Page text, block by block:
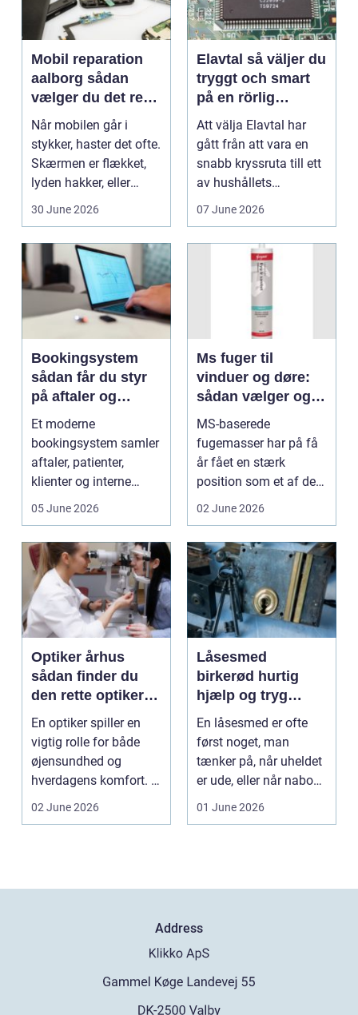
Mobil reparation
aalborg sådan
vælger du det rette
værksted
Når mobilen går i
stykker, haster det ofte.
Skærmen er flækket,
lyden hakker, eller
batteriet løber ...
30 June 2026
Elavtal så väljer du
tryggt och smart
på en rörlig
elmarknad
Att välja Elavtal har
gått från att vara en
snabb kryssruta till ett
av hushållets
viktigaste ekonom...
07 June 2026
Bookingsystem
sådan får du styr
på aftaler og
arbejdsgange
Et moderne
bookingsystem samler
aftaler, patienter,
klienter og interne
arbejdsgange ét sted. I
05 June 2026
Ms fuger til
vinduer og døre:
sådan vælger og
bruger du dem
rigtigt
MS-baserede
fugemasser har på få
år fået en stærk
position som et af de
mest alsidige valg til
02 June 2026
Optiker århus
sådan finder du
den rette optiker i
byen
En optiker spiller en
vigtig rolle for både
øjensundhed og
hverdagens komfort. I
en by som Aarhus, h...
02 June 2026
Låsesmed
birkerød hurtig
hjælp og tryg
sikring af hjem og
virksomhed
En låsesmed er ofte
først noget, man
tænker på, når uheldet
er ude, eller når naboen
har haft indbru...
01 June 2026
Address